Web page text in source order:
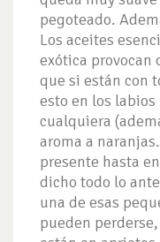
pegoteado.
Los aceites
exótica
que si están con
esto en los
cualquiera
aroma a
presente hasta
dicho todo lo
una de esas
pueden